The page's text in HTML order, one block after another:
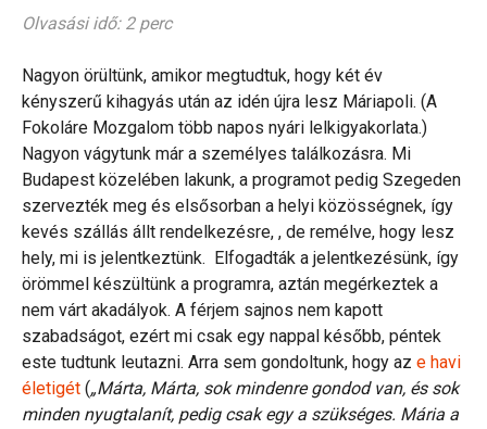
Olvasási idő: 2 perc
Nagyon örültünk, amikor megtudtuk, hogy két év
kényszerű kihagyás után az idén újra lesz Máriapoli. (A
Fokoláre Mozgalom több napos nyári lelkigyakorlata.)
Nagyon vágytunk már a személyes találkozásra. Mi
Budapest közelében lakunk, a programot pedig Szegeden
szervezték meg és elsősorban a helyi közösségnek, így
kevés szállás állt rendelkezésre, , de remélve, hogy lesz
hely, mi is jelentkeztünk. Elfogadták a jelentkezésünk, így
örömmel készültünk a programra, aztán megérkeztek a
nem várt akadályok. A férjem sajnos nem kapott
szabadságot, ezért mi csak egy nappal később, péntek
este tudtunk leutazni. Arra sem gondoltunk, hogy az e havi
életigét („Márta, Márta, sok mindenre gondod van, és sok
minden nyugtalanít, pedig csak egy a szükséges. Mária a